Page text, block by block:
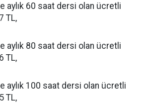
aylık 60 saat dersi olan ücretli
TL,
aylık 80 saat dersi olan ücretli
TL,
aylık 100 saat dersi olan ücretli
TL,